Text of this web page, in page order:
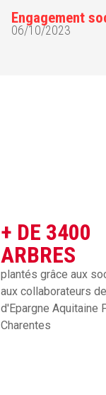
Engagement
06/10/2023
+ DE 3400
ARBRES
plantés grâce aux
aux collaborateurs
d'Epargne Aquitaine
Charentes